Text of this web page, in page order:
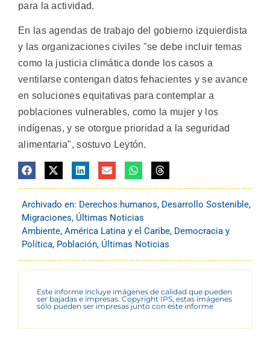
para la actividad.
En las agendas de trabajo del gobierno izquierdista
y las organizaciones civiles "se debe incluir temas
como la justicia climática donde los casos a
ventilarse contengan datos fehacientes y se avance
en soluciones equitativas para contemplar a
poblaciones vulnerables, como la mujer y los
indígenas, y se otorgue prioridad a la seguridad
alimentaria", sostuvo Leytón.
Archivado en: Derechos humanos, Desarrollo Sostenible,
Migraciones, Últimas Noticias
Ambiente, América Latina y el Caribe, Democracia y
Política, Población, Últimas Noticias
Este informe incluye imágenes de calidad que pueden
ser bajadas e impresas. Copyright IPS, estas imágenes
sólo pueden ser impresas junto con este informe